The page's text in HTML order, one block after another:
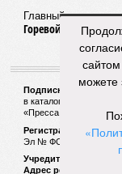
Главный редактор
Горевой Р. Г.
Подписной индекс
в каталоге «Почта
«Пресса России»
Регистрационный
Эл № ФС77-53847 от
Учредитель ООО
Адрес редакции:
можете